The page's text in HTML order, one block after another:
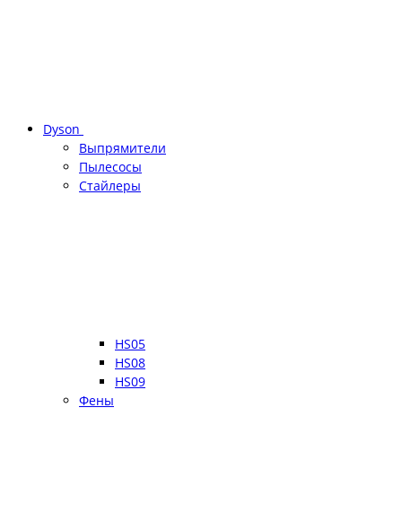
Dyson
Выпрямители
Пылесосы
Стайлеры
HS05
HS08
HS09
Фены